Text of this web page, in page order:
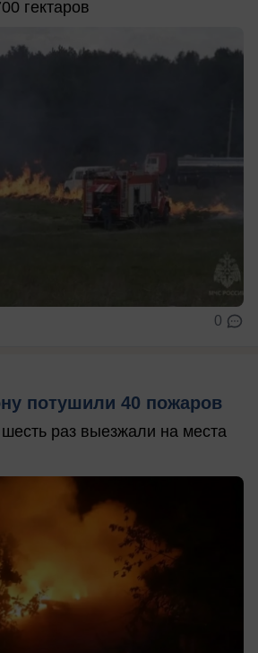
гектаров
0
потушили 40 пожаров
раз выезжали на места